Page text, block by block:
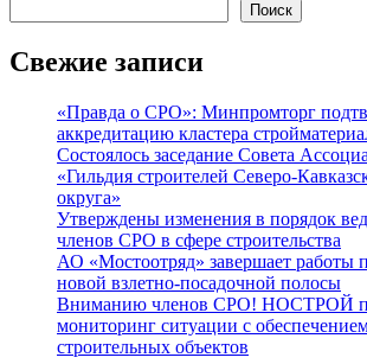
Поиск
Свежие записи
«Правда о СРО»: Минпромторг
аккредитацию кластера
Состоялось заседание Совета
«Гильдия строителей Северо-
округа»
Утверждены изменения в порядок
членов СРО в сфере строительства
АО «Мостоотряд» завершает работы
новой взлетно-посадочной полосы
Вниманию членов СРО! НОСТРОЙ
мониторинг ситуации с
строительных объектов